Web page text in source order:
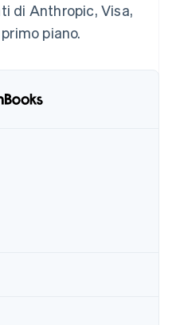
di Anthropic, Visa,
piano.